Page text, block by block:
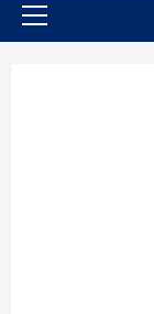
Primary